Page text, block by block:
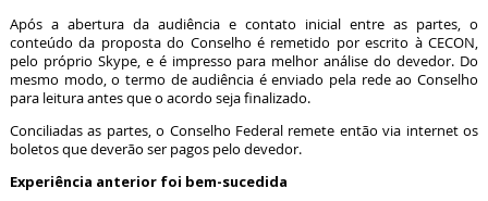
Após a abertura da audiência e contato inicial entre as partes, o
conteúdo da proposta do Conselho é remetido por escrito à CECON,
pelo próprio Skype, e é impresso para melhor análise do devedor. Do
mesmo modo, o termo de audiência é enviado pela rede ao Conselho
para leitura antes que o acordo seja finalizado.
Conciliadas as partes, o Conselho Federal remete então via internet os
boletos que deverão ser pagos pelo devedor.
Experiência anterior foi bem-sucedida